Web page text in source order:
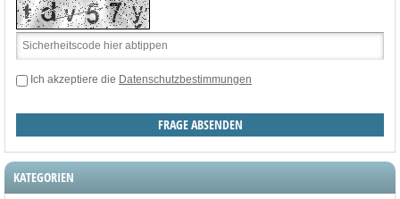
Ich akzeptiere die Datenschutzbestimmungen
KATEGORIEN